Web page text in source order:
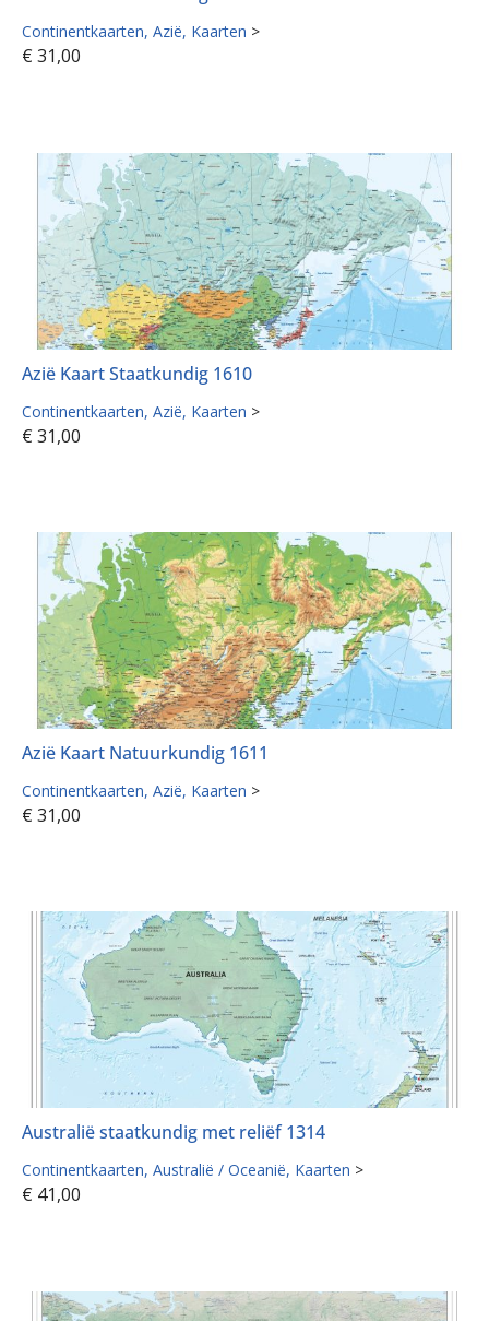
Continentkaarten Azië Kaarten >
€ 31,00
Azië Kaart Staatkundig 1610
Continentkaarten Azië Kaarten >
€ 31,00
Azië Kaart Natuurkundig 1611
Continentkaarten Azië Kaarten >
€ 31,00
Australië staatkundig met reliëf 1314
Continentkaarten Australië / Oceanië Kaarten >
€ 41,00